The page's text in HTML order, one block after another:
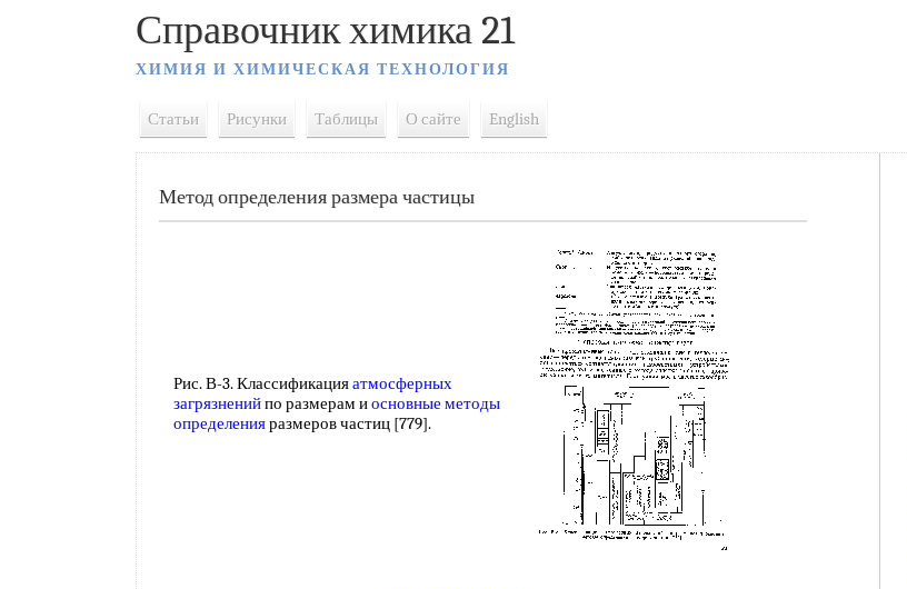
Справочник химика 21
ХИМИЯ И ХИМИЧЕСКАЯ ТЕХНОЛОГИЯ
Статьи Рисунки Таблицы О сайте English
Метод определения размера частицы
Рис. В-3. Классификацияатмосферных
загрязненийпо размерам иосновные методы
определенияразмеров частиц [779].